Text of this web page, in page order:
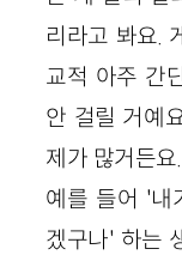
리라고 봐요.
교적 아주 간
안 걸릴 거예
제가 많거든
예를 들어 '내
겠구나' 하는